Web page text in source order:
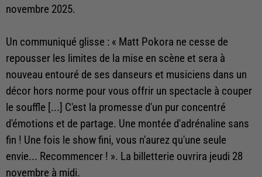
novembre 2025.
Un communiqué glisse : « Matt Pokora ne cesse de
repousser les limites de la mise en scène et sera à
nouveau entouré de ses danseurs et musiciens dans un
décor hors norme pour vous offrir un spectacle à couper
le souffle [...] C'est la promesse d'un pur concentré
d'émotions et de partage. Une montée d'adrénaline sans
fin ! Une fois le show fini, vous n'aurez qu'une seule
envie... Recommencer ! ». La billetterie ouvrira jeudi 28
novembre à midi.